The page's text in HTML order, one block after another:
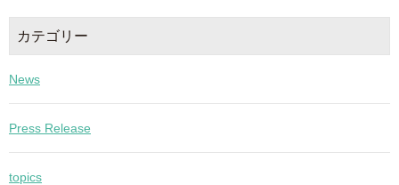
カテゴリー
News
Press Release
topics